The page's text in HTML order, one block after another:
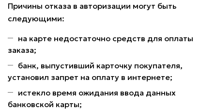
Причины отказа в авторизации могут быть
следующими:
на карте недостаточно средств для оплаты
заказа;
банк, выпустивший карточку покупателя,
установил запрет на оплату в интернете;
истекло время ожидания ввода данных
банковской карты;